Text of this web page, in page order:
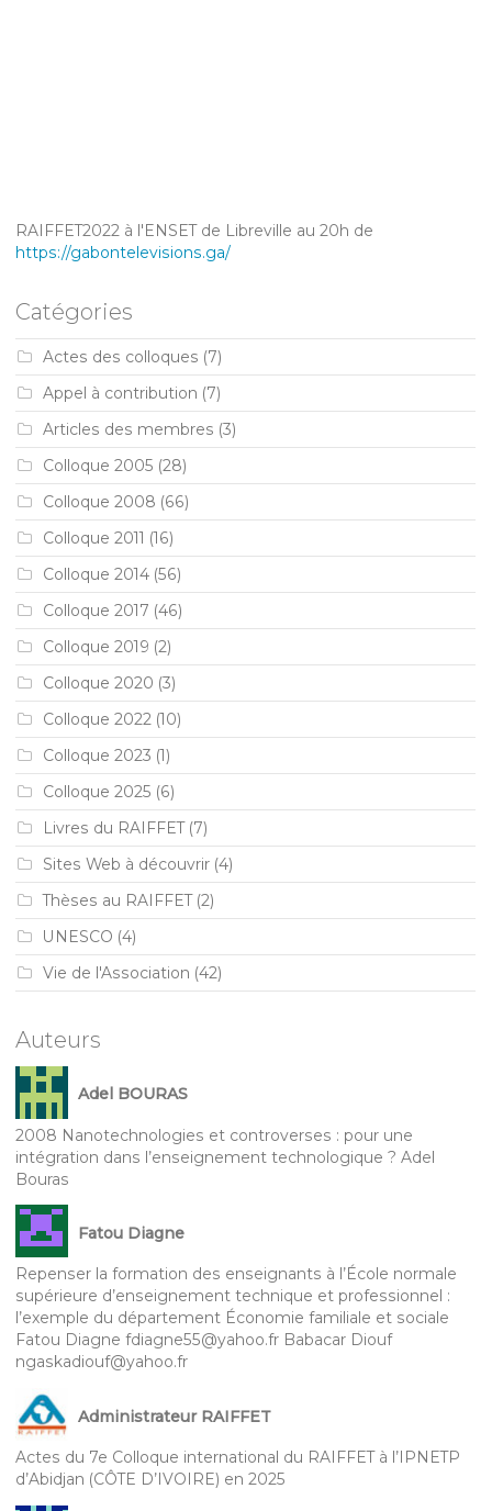
RAIFFET2022 à l'ENSET de Libreville au 20h de
https://gabontelevisions.ga/
Catégories
Actes des colloques (7)
Appel à contribution (7)
Articles des membres (3)
Colloque 2005 (28)
Colloque 2008 (66)
Colloque 2011 (16)
Colloque 2014 (56)
Colloque 2017 (46)
Colloque 2019 (2)
Colloque 2020 (3)
Colloque 2022 (10)
Colloque 2023 (1)
Colloque 2025 (6)
Livres du RAIFFET(7)
Sites Web à découvrir (4)
Thèses au RAIFFET(2)
UNESCO (4)
Vie de l'Association (42)
Auteurs
Adel BOURAS
2008 Nanotechnologies et controverses : pour une
intégration dans l’enseignement technologique ? Adel
Bouras
Fatou Diagne
Repenser la formation des enseignants à l’École normale
supérieure d’enseignement technique et professionnel :
l’exemple du département Économie familiale et sociale
Fatou Diagne fdiagne55@yahoo.fr Babacar Diouf
ngaskadiouf@yahoo.fr
Administrateur RAIFFET
Actes du 7e Colloque international du RAIFFET à l’IPNETP
d’Abidjan (CÔTE D’IVOIRE) en 2025